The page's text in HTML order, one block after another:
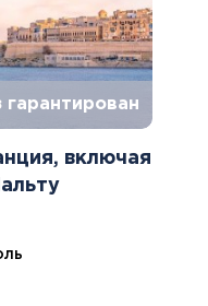
гарантирован
включая